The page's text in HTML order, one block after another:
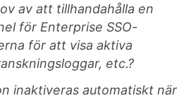
av att tillhandahålla en
för Enterprise SSO-
för att visa aktiva
etc.?
inaktiveras automatiskt när